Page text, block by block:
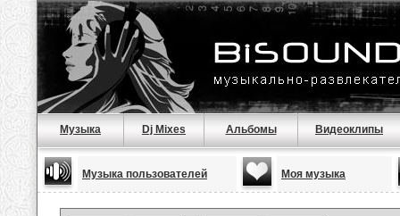
Музыка Dj Mixes Альбомы Видеоклипы
Музыка пользователей Моя музыка